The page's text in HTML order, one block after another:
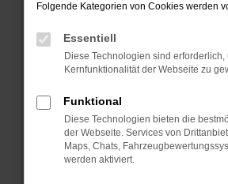
Prüfe deine
können das Laden bestimmter
verhindern. Funktioniert die
Fenster?
Starte dein Gerät neu.
Das kann manchmal helfen,
Probleme zu beheben.
Folgende Kategorien von Cookies werden
Essentiell
Diese Technologien sind erforderlich,
Kernfunktionalität der Webseite zu
Funktional
Diese Technologien bieten die
der Webseite. Services von
Maps, Chats,
werden aktiviert.